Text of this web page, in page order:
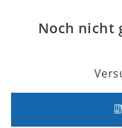
Noch nicht